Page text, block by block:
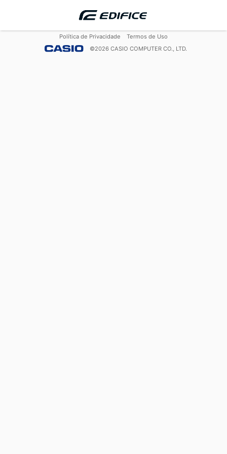
Política de Privacidade
Termos de Uso
©2026 CASIO COMPUTER CO., LTD.